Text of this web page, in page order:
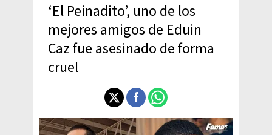
‘El Peinadito’, uno de los
mejores amigos de Eduin
Caz fue asesinado de forma
cruel